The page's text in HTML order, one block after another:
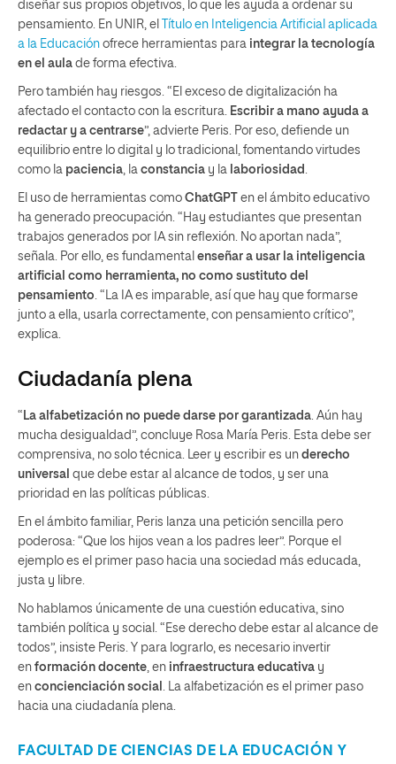
diseñar sus propios objetivos, lo que les ayuda a ordenar su
pensamiento. En UNIR, el
Título en Inteligencia Artificial aplicada
a la Educación ofrece herramientas para integrar la tecnología
en el aula de forma efectiva.
Pero también hay riesgos. “El exceso de digitalización ha
afectado el contacto con la escritura.
Escribir a mano ayuda a
redactar y a centrarse”, advierte Peris. Por eso, defiende un
equilibrio entre lo digital y lo tradicional, fomentando virtudes
como la paciencia , la constancia y la laboriosidad
El uso de herramientas como ChatGPT en el ámbito educativo
ha generado preocupación. “Hay estudiantes que presentan
trabajos generados por IA sin reflexión. No aportan nada”,
señala. Por ello, es fundamental enseñar a usar la inteligencia
artificial como herramienta, no como sustituto del
pensamiento . “La IA es imparable, así que hay que formarse
junto a ella, usarla correctamente, con pensamiento crítico”,
explica.
Ciudadanía plena
“ La alfabetización no puede darse por garantizada . Aún hay
mucha desigualdad”, concluye Rosa María Peris. Esta debe ser
comprensiva, no solo técnica. Leer y escribir es un derecho
universal que debe estar al alcance de todos, y ser una
prioridad en las políticas públicas.
En el ámbito familiar, Peris lanza una petición sencilla pero
poderosa: “Que los hijos vean a los padres leer”. Porque el
ejemplo es el primer paso hacia una sociedad más educada,
justa y libre.
No hablamos únicamente de una cuestión educativa, sino
también política y social. “Ese derecho debe estar al alcance de
todos”, insiste Peris. Y para lograrlo, es necesario invertir
en formación docente , en infraestructura educativa y
en concienciación social
. La alfabetización es el primer paso
hacia una ciudadanía plena.
FACULTAD DE CIENCIAS DE LA EDUCACIÓN Y